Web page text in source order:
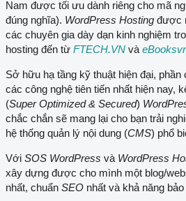
Nam được tối ưu dành riêng cho mã
đúng nghĩa). WordPress Hosting được
các chuyên gia dày dạn kinh nghiệm
hosting đến từ FTECH.VN và
Sở hữu hạ tầng kỹ thuật hiện đại,
các công nghệ tiên tiến nhất hiện nay,
(Super Optimized & Secured)
chắc chắn sẽ mang lại cho bạn trải
hệ thống quản lý nội dung (CMS) phổ
Với SOS WordPress và WordPress
xây dựng được cho mình một blog/
nhất, chuẩn SEO nhất và khả năng